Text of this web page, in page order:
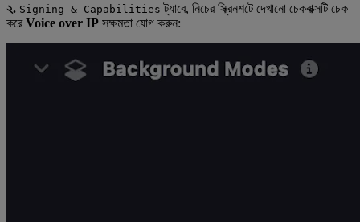
২. Signing & Capabilities ট্যাবে, নিচের স্ক্রিনশটে দেখানো চেকবাক্সটি চেক
করেVoice over IP সক্ষমতা যোগ করুন: